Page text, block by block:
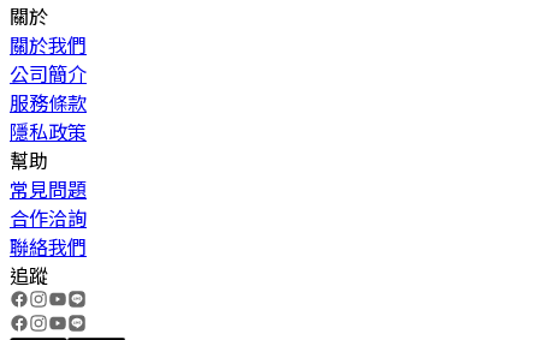
關於
關於我們
公司簡介
服務條款
隱私政策
幫助
常見問題
合作洽詢
聯絡我們
追蹤